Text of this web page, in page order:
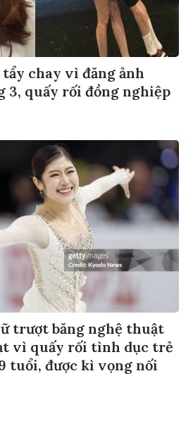
chay vì đăng ảnh
3, quấy rối đồng nghiệp
trượt băng nghệ thuật
vì quấy rối tình dục trẻ
tuổi, được kì vọng nối